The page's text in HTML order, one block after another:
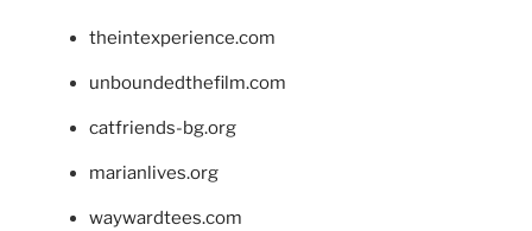
theintexperience.com
unboundedthefilm.com
catfriends-bg.org
marianlives.org
waywardtees.com